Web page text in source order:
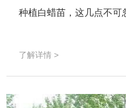
种植白蜡苗，这几点不可
了解详情 >